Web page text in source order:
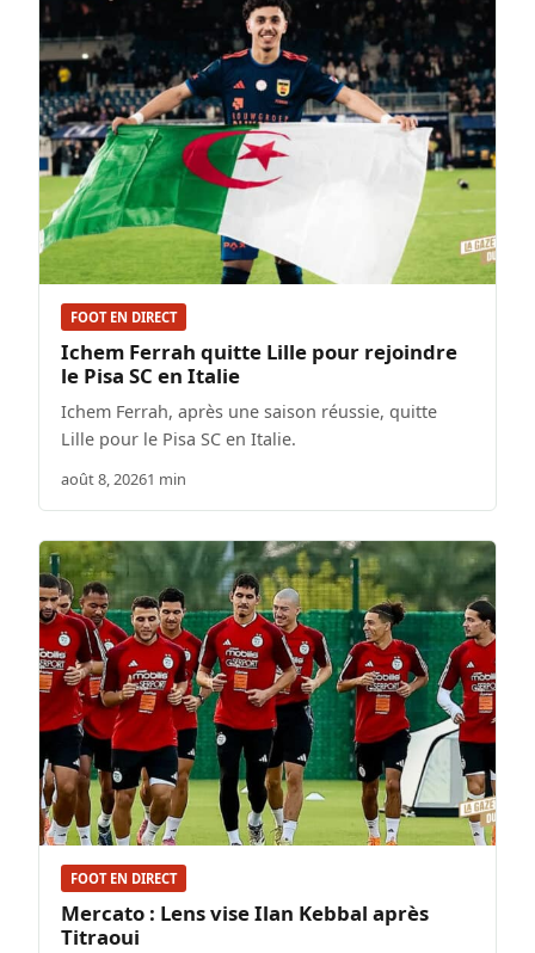
FOOT EN DIRECT
Ichem Ferrah quitte Lille pour rejoindre
le Pisa SC en Italie
Ichem Ferrah, après une saison réussie, quitte
Lille pour le Pisa SC en Italie.
août 8, 20261 min
FOOT EN DIRECT
Mercato : Lens vise Ilan Kebbal après
Titraoui